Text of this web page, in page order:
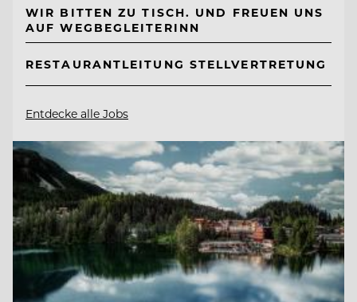
WIR BITTEN ZU TISCH. UND FREUEN UNS
AUF WEGBEGLEITERINN
RESTAURANTLEITUNG STELLVERTRETUNG
Entdecke alle Jobs